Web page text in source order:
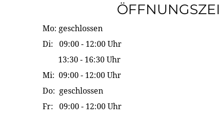
Mo: geschlossen
Di: 09:00 - 12:00 Uhr
13:30 - 16:30 Uhr
Mi: 09:00 - 12:00 Uhr
Do: geschlossen
Fr: 09:00 - 12:00 Uhr